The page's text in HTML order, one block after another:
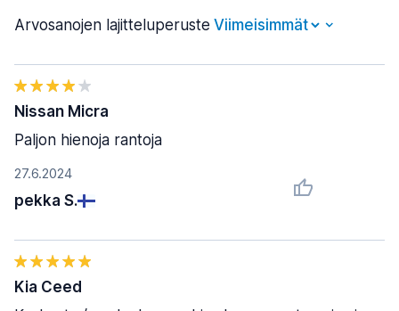
Arvosanojen lajitteluperuste
27.6.2024
pekka S.
Nissan Micra
Paljon hienoja rantoja
Kia Ceed